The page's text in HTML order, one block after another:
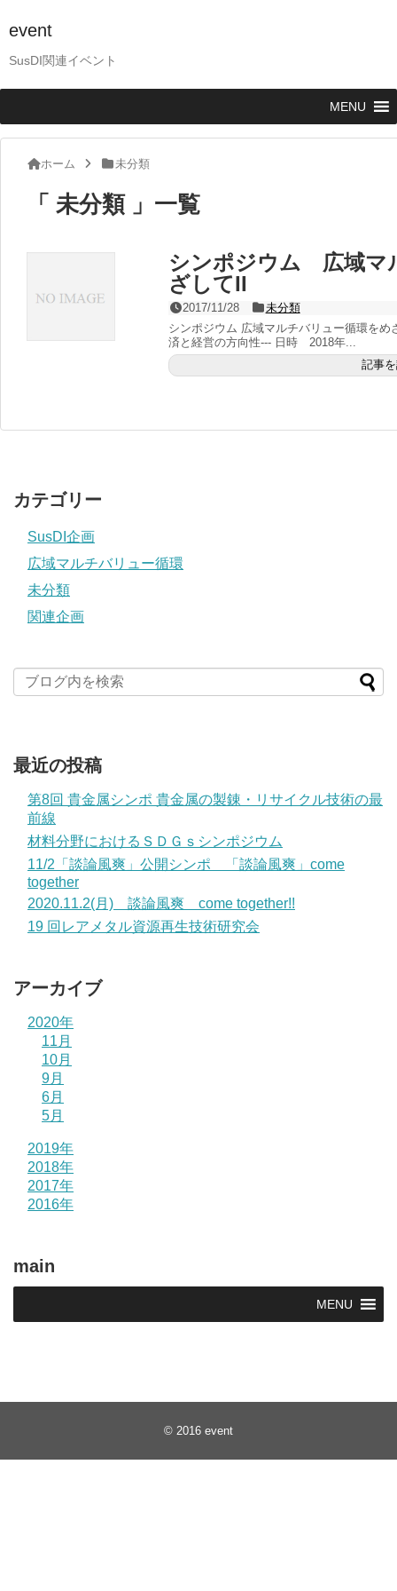
event
SusDI関連イベント
MENU
ホーム 未分類
「 未分類 」一覧
シンポジウム 広域マ
ざしてII
2017/11/28
未分類
シンポジウム 広域マルチバリュー循環を
済と経営の方向性--- 日時 2018年...
記事
カテゴリー
SusDI企画
広域マルチバリュー循環
未分類
関連企画
最近の投稿
第8回 貴金属シンポ 貴金属の製錬・リサイクル技術の最
前線
材料分野におけるＳＤＧｓシンポジウム
11/2「談論風爽」公開シンポ 「談論風爽」come
together
2020.11.2(月) 談論風爽 come together!!
19 回レアメタル資源再生技術研究会
アーカイブ
2020年
11月
10月
9月
6月
5月
2019年
2018年
2017年
2016年
main
MENU
© 2016 event